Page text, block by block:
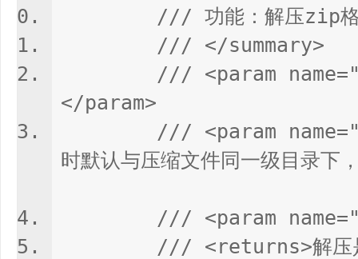
/// 功能：解压zip格
/// </
/// <param
</param>
/// <param
时默认与压缩文件同一级目录
/// <param
/// <returns>解压是